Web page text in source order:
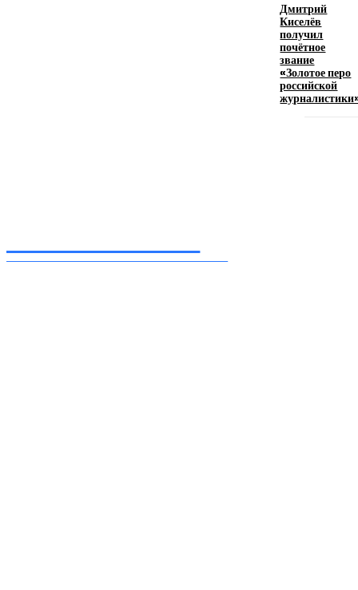
Девушка в бокале: легендарный номер бурлеска
Дмитрий
Киселёв
получил
почётное
звание
«Золотое перо
российской